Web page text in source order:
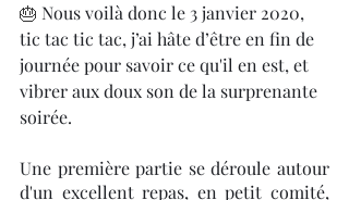
🎂 Nous voilà donc le 3 janvier 2020,
tic tac tic tac, j’ai hâte d’être en fin de
journée pour savoir ce qu'il en est, et
vibrer aux doux son de la surprenante
soirée.
Une première partie se déroule autour
d'un excellent repas, en petit comité,